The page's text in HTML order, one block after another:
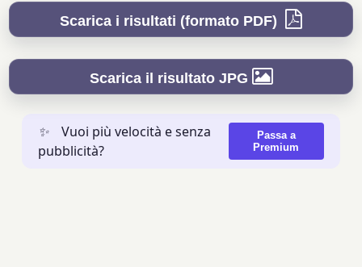
Scarica i risultati (formato PDF)
Scarica il risultato JPG
✨
Vuoi più velocità e senza
pubblicità?
Passa a
Premium